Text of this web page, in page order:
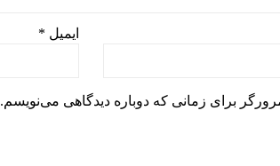
ایمیل *
برای زمانی که دوباره دیدگاهی می‌نویسم.